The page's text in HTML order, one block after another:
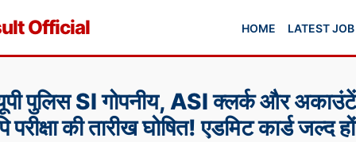
Official HOME LATEST JOB
पुलिस SI गोपनीय, ASI क्लर्क और
की तारीख घोषित! एडमिट कार्ड जल्द